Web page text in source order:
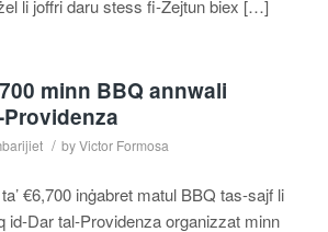
li joffri daru stess fi-Żejtun biex […]
minn BBQ annwali
Providenza
/ byVictor Formosa
€6,700 inġabret matul BBQ tas-sajf li
id‑Dar tal‑Providenza organizzat minn